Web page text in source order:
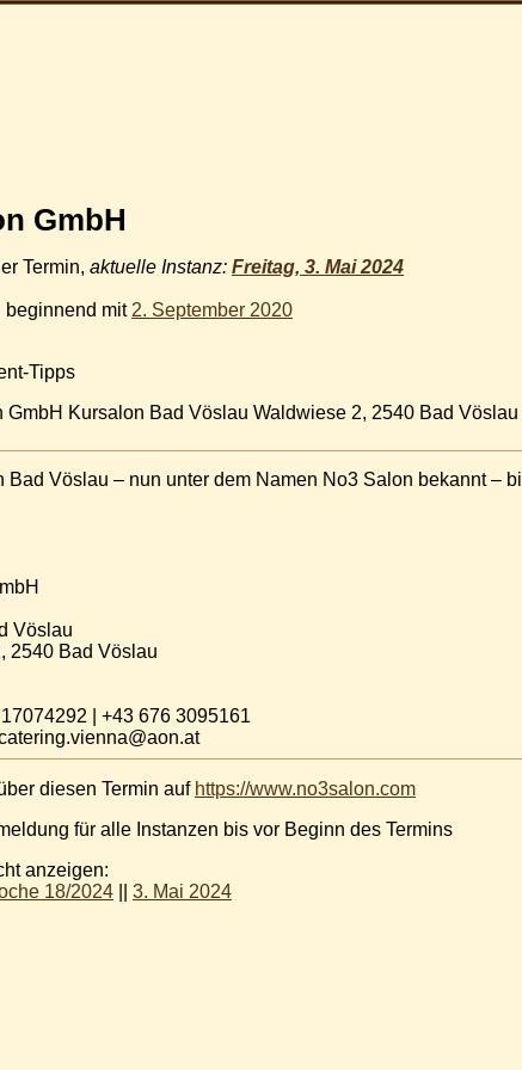
GmbH
Termin, aktuelle Instanz: Freitag, 3. Mai 2024
beginnend mit 2. September 2020
Tipps
GmbH Kursalon Bad Vöslau Waldwiese 2, 2540 Bad Vöslau
Bad Vöslau – nun unter dem Namen No3 Salon bekannt –
Vöslau
2540 Bad Vöslau
Tel: +43 699 17074292 | +43 676 3095161
diesen Termin auf https://www.no3salon.com
für alle Instanzen bis vor Beginn des Termins
anzeigen:
18/2024 3. Mai 2024